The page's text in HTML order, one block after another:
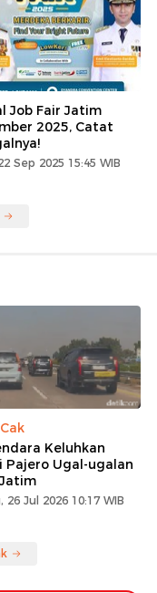
Job Fair Jatim
2025, Catat
Sep 2025 15:45 WIB
Keluhkan
Pajero Ugal-ugalan
26 Jul 2026 10:17 WIB